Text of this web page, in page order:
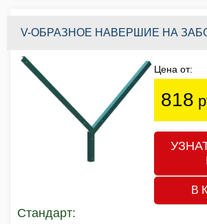
V-ОБРАЗНОЕ НАВЕРШИЕ НА
Цена от:
818
В
Стандарт: